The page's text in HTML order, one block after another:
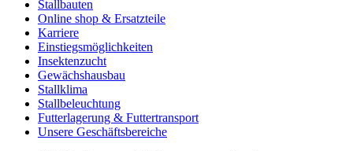
Stallbauten
Online shop & Ersatzteile
Karriere
Einstiegsmöglichkeiten
Insektenzucht
Gewächshausbau
Stallklima
Stallbeleuchtung
Futterlagerung & Futtertransport
Unsere Geschäftsbereiche